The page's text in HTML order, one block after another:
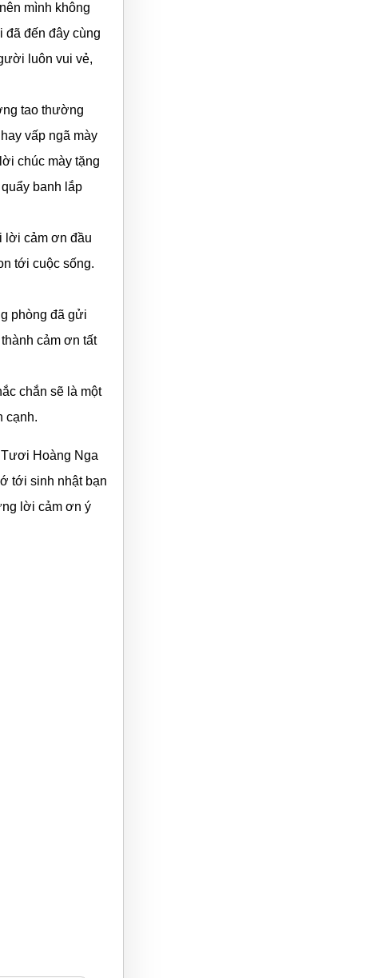
mình không
đã đến đây cùng
luôn vui vẻ,
tao thường
vấp ngã mày
chúc mày tặng
banh lắp
lời cảm ơn đầu
tới cuộc sống.
phòng đã gửi
cảm ơn tất
chắn sẽ là một
cạnh.
Hoàng Nga
tới sinh nhật bạn
lời cảm ơn ý